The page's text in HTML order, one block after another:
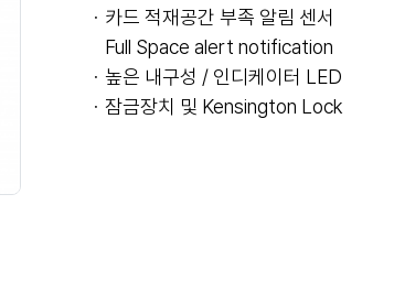
ㆍ카드 적재공간 부족 알림 센서
Full Space alert notification
ㆍ높은 내구성 / 인디케이터 LED
ㆍ잠금장치 및 Kensington Lock